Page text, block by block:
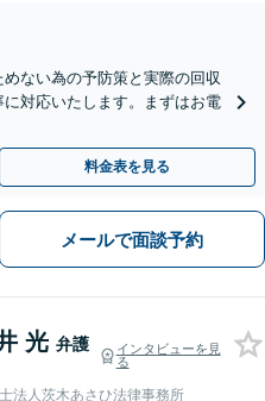
めない為の予防策と実際の回収
対応いたします。まずはお電
料金表を見る
メールで面談予約
光 弁護
インタビューを見
る
法人茨木あさひ法律事務所